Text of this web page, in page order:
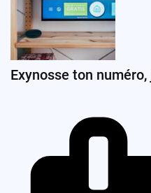
Exynosse ton numéro,